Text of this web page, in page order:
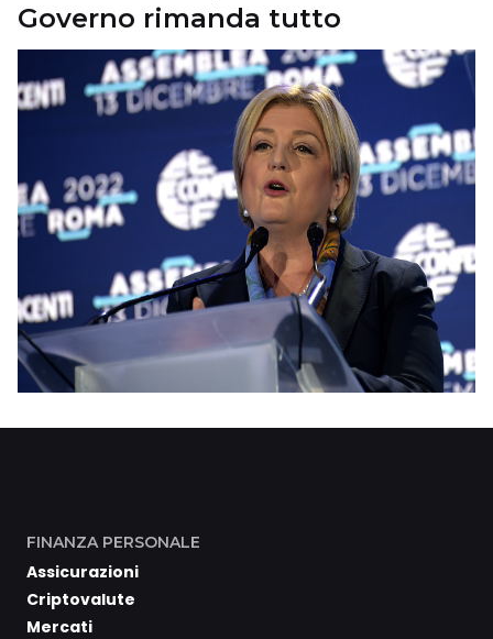
Governo rimanda tutto
FINANZA PERSONALE
Assicurazioni
Criptovalute
Mercati